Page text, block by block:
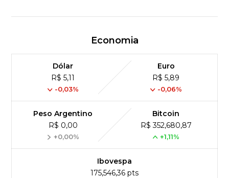
Economia
Dólar
R$ 5,11
-0,03%
Euro
R$ 5,89
-0,06%
Peso Argentino
R$ 0,00
+0,00%
Bitcoin
R$ 352,680,87
+1,11%
Ibovespa
175,546,36 pts